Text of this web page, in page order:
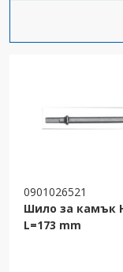
0901026521
Шило за камък
L=173 mm